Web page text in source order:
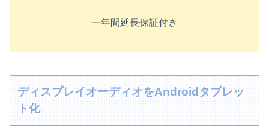
一年間延長保証付き
ディスプレイオーディオをAndroidタブレッ
ト化